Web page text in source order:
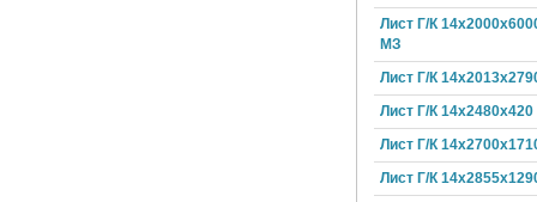
Лист Г/К
МЗ
Лист Г/К
Лист Г/К 14х2480х420
Лист Г/К
Лист Г/К